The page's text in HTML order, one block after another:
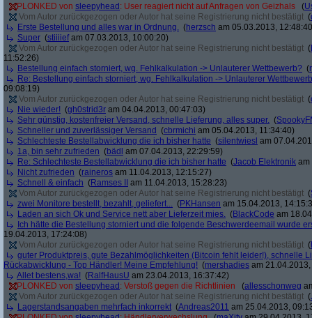
PLONKED von sleepyhead : User reagiert nicht auf Anfragen von Geizhals (
Vom Autor zurückgezogen oder Autor hat seine Registrierung nicht bestätigt (
Erste Bestellung und alles war in Ordnung. (herzsch am 05.03.2013,
Super (stiiiiefam 07.03.2013, 10:00:20)
Vom Autor zurückgezogen oder Autor hat seine Registrierung nicht bestätigt (
11:52:26)
Bestellung einfach storniert, wg. Fehlkalkulation -> Unlauterer Wettbewerb? (
Re: Bestellung einfach storniert, wg. Fehlkalkulation -> Unlauterer
09:08:19)
Vom Autor zurückgezogen oder Autor hat seine Registrierung nicht bestätigt (
Nie wieder! (gh0strid3r am 04.04.2013, 00:47:03)
Sehr günstig, kostenfreier Versand, schnelle Lieferung, alles super. (
Schneller und zuverlässiger Versand (cbrmichi am 05.04.2013, 11:34:40)
Schlechteste Bestellabwicklung die ich bisher hatte (silentwiesl am
1a, bin sehr zufrieden (bädl am 07.04.2013, 22:29:59)
Re: Schlechteste Bestellabwicklung die ich bisher hatte (Jacob Elektronik am
Nicht zufrieden (raineros am 11.04.2013, 12:15:27)
Schnell & einfach (Ramses II
am 11.04.2013, 15:28:23)
Vom Autor zurückgezogen oder Autor hat seine Registrierung nicht bestätigt (
zwei Monitore bestellt, bezahlt, geliefert... (PKHansen am 15.04.2013,
Laden an sich Ok und Service nett aber Lieferzeit mies. (BlackCode am
Ich hätte die Bestellung storniert und die folgende Beschwerdeemail wurde
19.04.2013, 17:24:08)
Vom Autor zurückgezogen oder Autor hat seine Registrierung nicht bestätigt (
guter Produktpreis, gute Bezahlmöglichkeiten (Bitcoin fehlt leider!), schnelle
Rückabwicklung - Top Händler! Meine Empfehlung! (mershadies am
Allet bestens,wa! (RalfHausU am 23.04.2013, 16:37:42)
PLONKED von sleepyhead : Verstoß gegen die Richtlinien (allesschonweg
Vom Autor zurückgezogen oder Autor hat seine Registrierung nicht bestätigt (
Lagerstandsangaben mehrfach inkorrekt (Andreas2011 am 25.04.2013,